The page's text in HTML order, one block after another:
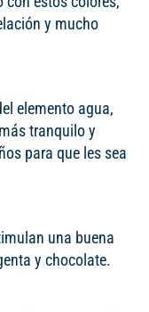
y mucho
elemento agua,
tranquilo y
para que les sea
una buena
y chocolate.